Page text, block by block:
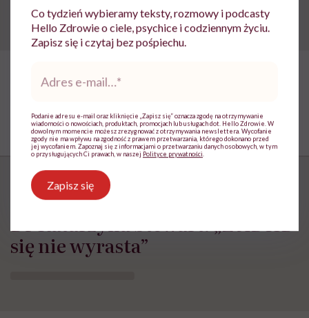
Dr Katarzyna Stewart: „Z ADHD
się nie wyrasta”
Co tydzień wybieramy teksty, rozmowy i podcasty
Hello Zdrowie o ciele, psychice i codziennym życiu.
Zapisz się i czytaj bez pośpiechu.
*
Podanie adresu e-mail oraz kliknięcie „Zapisz się” oznacza zgodę na otrzymywanie
wiadomości o nowościach, produktach, promocjach lub usługach dot. Hello Zdrowie. W
dowolnym momencie możesz zrezygnować z otrzymywania newslettera. Wycofanie
zgody nie ma wpływu na zgodność z prawem przetwarzania, którego dokonano przed
jej wycofaniem. Zapoznaj się z informacjami o przetwarzaniu danych osobowych, w tym
o przysługujących Ci prawach, w naszej Polityce prywatności
Zapisz się